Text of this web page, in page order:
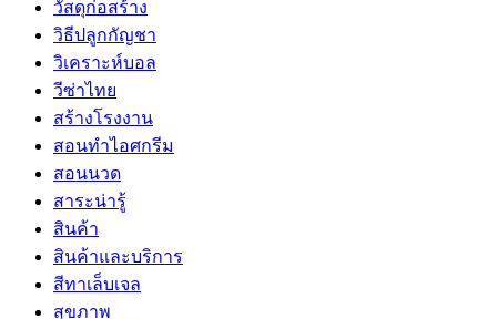
วัสดุก่อสร้าง
วิธีปลูกกัญชา
วิเคราะห์บอล
วีซ่าไทย
สร้างโรงงาน
สอนทำไอศกรีม
สอนนวด
สาระน่ารู้
สินค้า
สินค้าและบริการ
สีทาเล็บเจล
สุขภาพ